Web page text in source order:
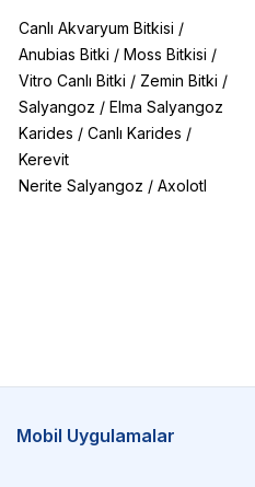
Canlı Akvaryum Bitkisi /
Anubias Bitki / Moss Bitkisi /
Vitro Canlı Bitki / Zemin Bitki /
Salyangoz / Elma Salyangoz
Karides / Canlı Karides /
Kerevit
Nerite Salyangoz / Axolotl
Mobil Uygulamalar